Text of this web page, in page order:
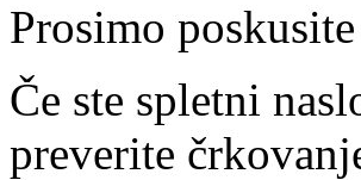
Prosimo
Če ste spletni
preverite